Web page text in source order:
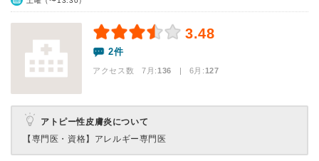
3.48
2件
アクセス数 7月:136 | 6月:127
アトピー性皮膚炎について
【専門医・資格】 アレルギー専門医